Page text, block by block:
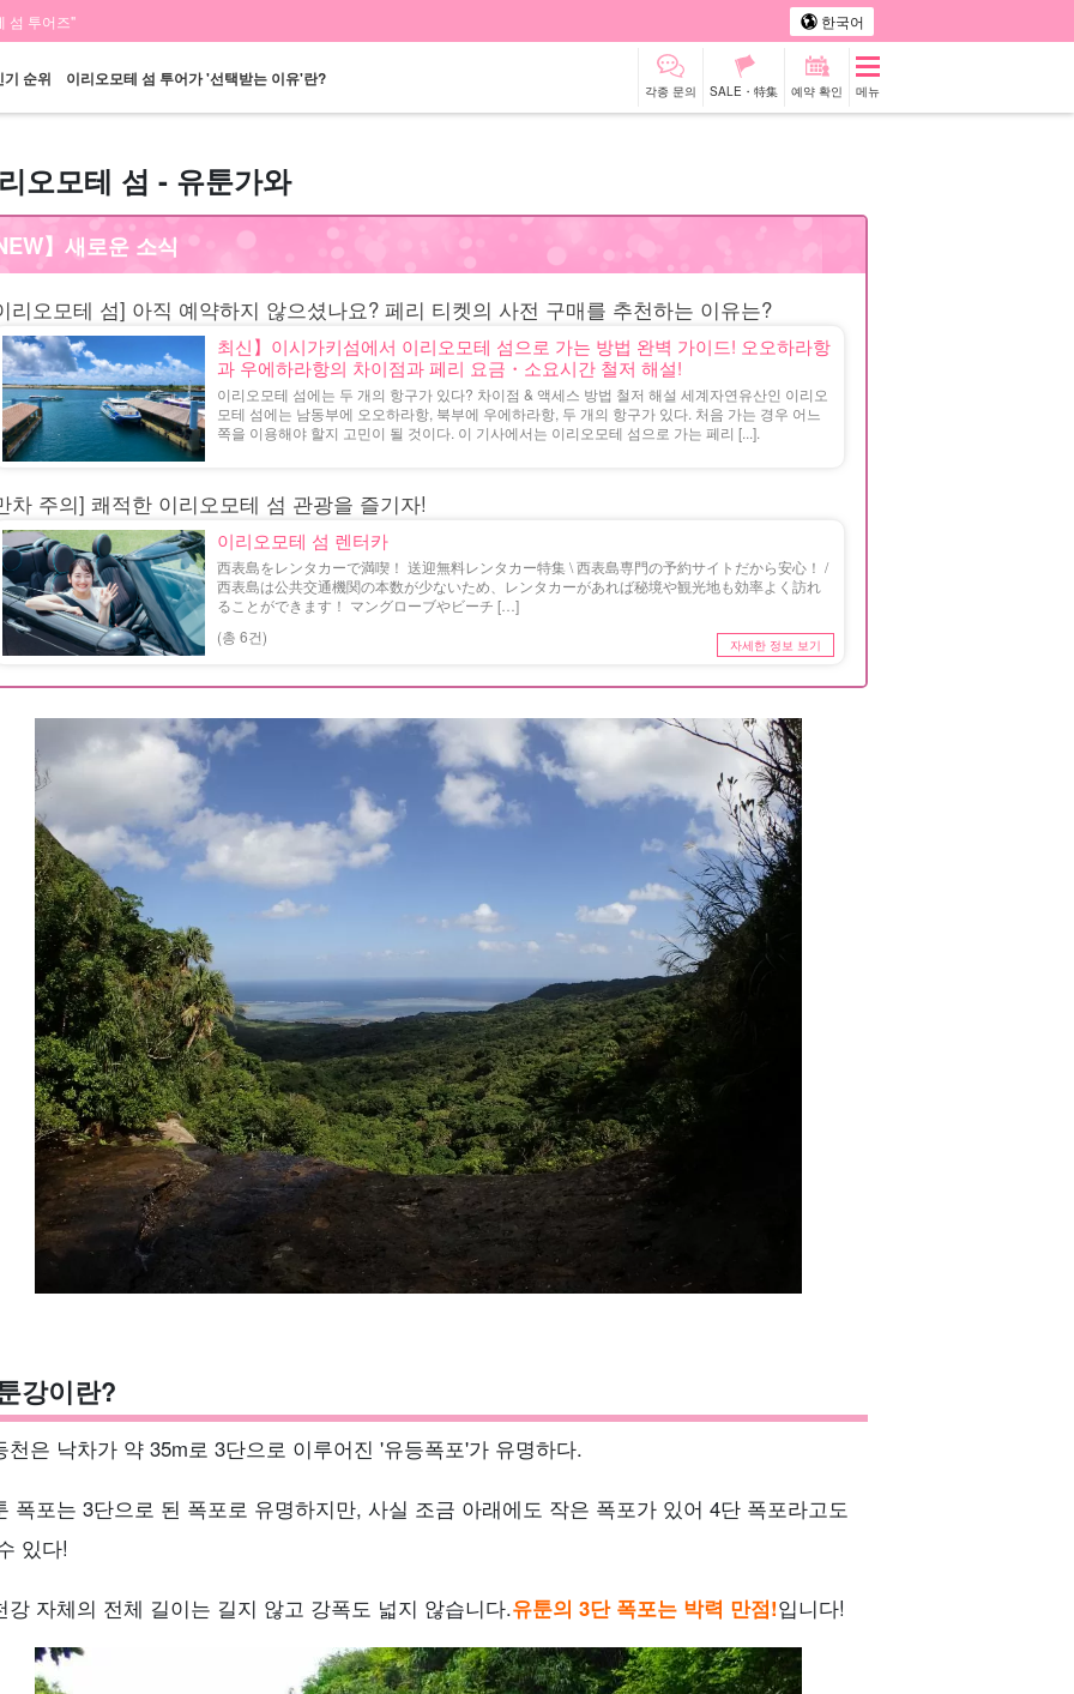
섬 투어즈" 한국어
기 순위 이리오모테 섬 투어가 '선택받는 이유'란?
각종 문의 SALE・特集 예약 확인 메뉴
플랜
할인 혜택
세트 플랜
프리미엄
엄선된 플랜
이리오모테 섬 "폭
포"
투어
렌터카
오모테 섬 - 유툰가와
】새로운 소식
리오모테 섬] 아직 예약하지 않으셨나요? 페리 티켓의 사전 구매를 추천하는 이유는?
최신】이시가키섬에서 이리오모테 섬으로 가는 방법 완벽 가이드! 오오하라항
과 우에하라항의 차이점과 페리 요금・소요시간 철저 해설!
이리오모테 섬에는 두 개의 항구가 있다? 차이점 & 액세스 방법 철저 해설 세계자연유산인 이리오
모테 섬에는 남동부에 오오하라항, 북부에 우에하라항, 두 개의 항구가 있다. 처음 가는 경우 어느
쪽을 이용해야 할지 고민이 될 것이다. 이 기사에서는 이리오모테 섬으로 가는 페리 [...].
차 주의] 쾌적한 이리오모테 섬 관광을 즐기자!
이리오모테 섬 렌터카
西表島をレンタカーで満喫！ 送迎無料レンタカー特集 \ 西表島専門の予約サイトだから安心！ /
西表島は公共交通機関の本数が少ないため、レンタカーがあれば秘境や観光地も効率よく訪れ
ることができます！ マングローブやビーチ […]
(총 6건)
자세한 정보 보기
강이란?
천은 낙차가 약 35m로 3단으로 이루어진 '유등폭포'가 유명하다.
폭포는 3단으로 된 폭포로 유명하지만, 사실 조금 아래에도 작은 폭포가 있어 4단 폭포라고도
있다!
강 자체의 전체 길이는 길지 않고 강폭도 넓지 않습니다.유툰의 3단 폭포는 박력 만점!입니다!